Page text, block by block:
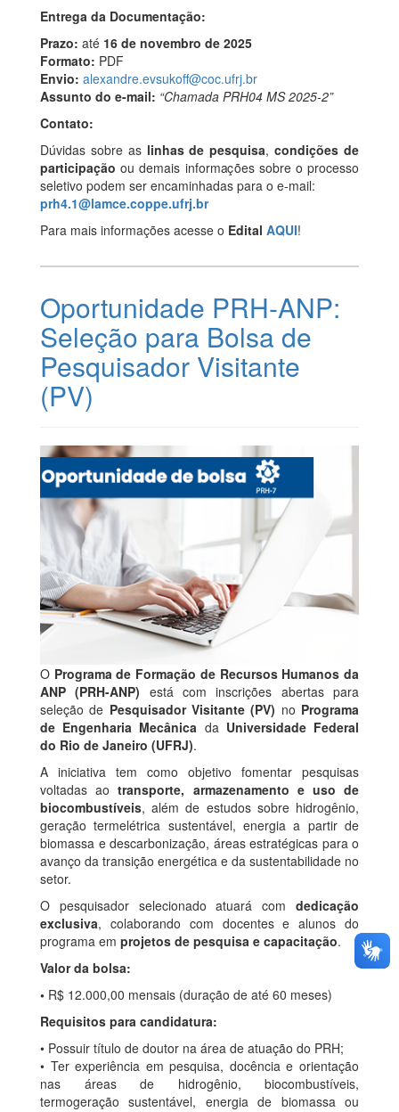
Entrega da Documentação:
Prazo: até 16 de novembro de 2025
Formato: PDF
Envio: alexandre.evsukoff@coc.ufrj.br
Assunto do e-mail: “Chamada PRH04 MS 2025-2”
Contato:
Dúvidas sobre as linhas de pesquisa,condições de
participação ou demais informações sobre o processo
seletivo podem ser encaminhadas para o e-mail:
prh4.1@lamce.coppe.ufrj.br
Para mais informações acesse o Edital AQUI!
Oportunidade PRH-ANP:
Seleção para Bolsa de
Pesquisador Visitante
(PV)
O Programa de Formação de Recursos Humanos da
ANP (PRH-ANP) está com inscrições abertas para
seleção de Pesquisador Visitante (PV) no Programa
de Engenharia Mecânica da Universidade Federal
do Rio de Janeiro (UFRJ).
A iniciativa tem como objetivo fomentar pesquisas
voltadas aotransporte, armazenamento e uso de
biocombustíveis, além de estudos sobre hidrogênio,
geração termelétrica sustentável, energia a partir de
biomassa e descarbonização, áreas estratégicas para o
avanço da transição energética e da sustentabilidade no
setor.
O pesquisador selecionado atuará com dedicação
exclusiva, colaborando com docentes e alunos do
programa em projetos de pesquisa e capacitação.
Valor da bolsa:
• R$ 12.000,00 mensais (duração de até 60 meses)
Requisitos para candidatura:
• Possuir título de doutor na área de atuação do PRH;
• Ter experiência em pesquisa, docência e orientação
nas áreas de hidrogênio, biocombustíveis,
termogeração sustentável, energia de biomassa ou